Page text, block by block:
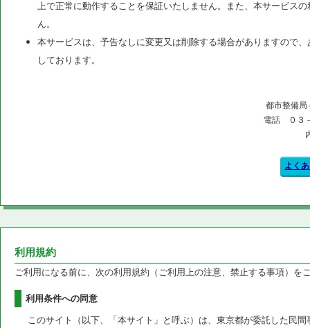
上で正常に動作することを保証いたしません。また、本サービス
ん。
本サービスは、予告なしに変更又は削除する場合がありますので
しております。
都市整備局
電話 ０３
よく
利用規約
ご利用になる前に、次の利用規約（ご利用上の注意、禁止する事項）を
利用条件への同意
このサイト（以下、「本サイト」と呼ぶ）は、東京都が委託した民